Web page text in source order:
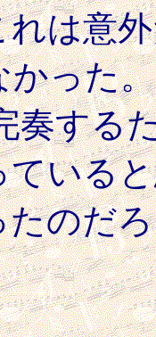
は意
った
奏する
いる
のだ